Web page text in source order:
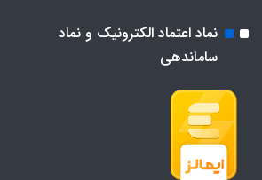
نماد اعتماد الکترونیک و نماد
ساماندهی